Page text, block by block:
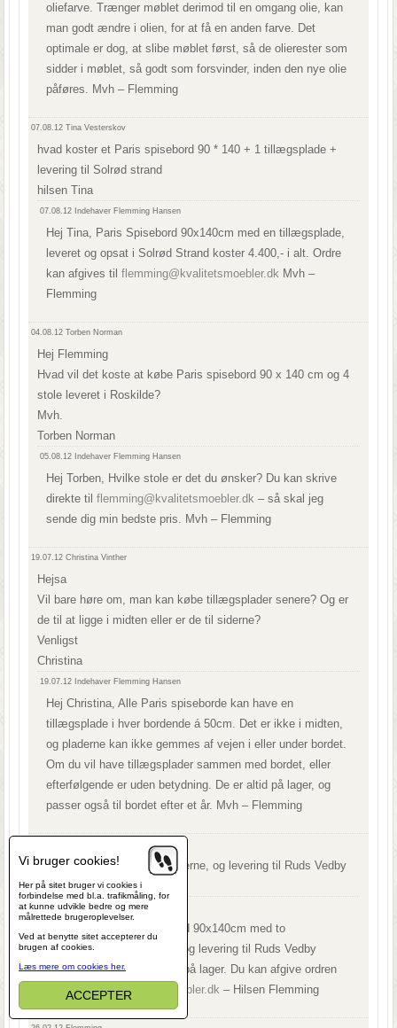
oliefarve. Trænger møblet derimod til en omgang olie, kan
man godt ændre i olien, for at få en anden farve. Det
optimale er dog, at slibe møblet først, så de olierester som
sidder i møblet, så godt som forsvinder, inden den nye olie
påføres. Mvh – Flemming
07.08.12Tina Vesterskov
hvad koster et Paris spisebord 90 * 140 + 1 tillægsplade +
levering til Solrød strand
hilsen Tina
07.08.12 Indehaver Flemming Hansen
Hej Tina, Paris Spisebord 90x140cm med en tillægsplade,
leveret og opsat i Solrød Strand koster 4.400,- i alt. Ordre
kan afgives tilflemming@kvalitetsmoebler.dk Mvh –
Flemming
04.08.12Torben Norman
Hej Flemming
Hvad vil det koste at købe Paris spisebord 90 x 140 cm og 4
stole leveret i Roskilde?
Mvh.
Torben Norman
05.08.12 Indehaver Flemming Hansen
Hej Torben, Hvilke stole er det du ønsker? Du kan skrive
direkte tilflemming@kvalitetsmoebler.dk – så skal jeg
sende dig min bedste pris. Mvh – Flemming
19.07.12Christina Vinther
Hejsa
Vil bare høre om, man kan købe tillægsplader senere? Og er
de til at ligge i midten eller er de til siderne?
Venligst
Christina
19.07.12 Indehaver Flemming Hansen
Hej Christina, Alle Paris spiseborde kan have en
tillægsplade i hver bordende á 50cm. Det er ikke i midten,
og pladerne kan ikke gemmes af vejen i eller under bordet.
Om du vil have tillægsplader sammen med bordet, eller
efterfølgende er uden betydning. De er altid på lager, og
passer også til bordet efter et år. Mvh – Flemming
hvad koster bordet med pladerne, og levering til Ruds Vedby
på Sjælland,,,
13.07.12Indehaver Flemming Hansen
Hej Kirsten, Paris spisebord 90x140cm med to
tillægsplader til, incl. fragt og levering til Ruds Vedby
koster 5.000,-. Det hele er på lager. Du kan afgive ordren
flemming@kvalitetsmoebler.dk – Hilsen Flemming
Vi bruger cookies!
Her på sitet bruger vi cookies i
forbindelse med bl.a. trafikmåling, for
at kunne udvikle bedre og mere
målrettede brugeroplevelser.
Ved at benytte sitet accepterer du
brugen af cookies.
Læs mere om cookies her.
ACCEPTER